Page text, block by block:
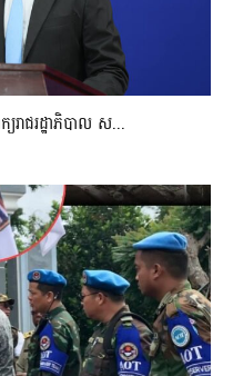
រាជរដ្ឋាភិបាល ស...